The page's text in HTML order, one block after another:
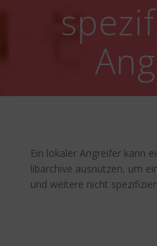
Ein lokaler Angreifer kann
libarchive ausnutzen, um
und weitere nicht